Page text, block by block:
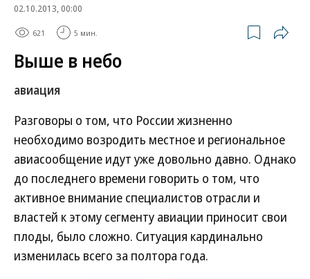
02.10.2013, 00:00
621 5 мин.
Выше в небо
авиация
Разговоры о том, что России жизненно
необходимо возродить местное и региональное
авиасообщение идут уже довольно давно. Однако
до последнего времени говорить о том, что
активное внимание специалистов отрасли и
властей к этому сегменту авиации приносит свои
плоды, было сложно. Ситуация кардинально
изменилась всего за полтора года.